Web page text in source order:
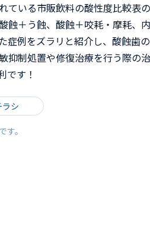
ている市販飲料の酸性度比較表
蝕＋う蝕、酸蝕＋咬耗・摩耗、
症例をズラリと紹介し、酸蝕歯
抑制処置や修復治療を行う際の
です！
ラシ
。